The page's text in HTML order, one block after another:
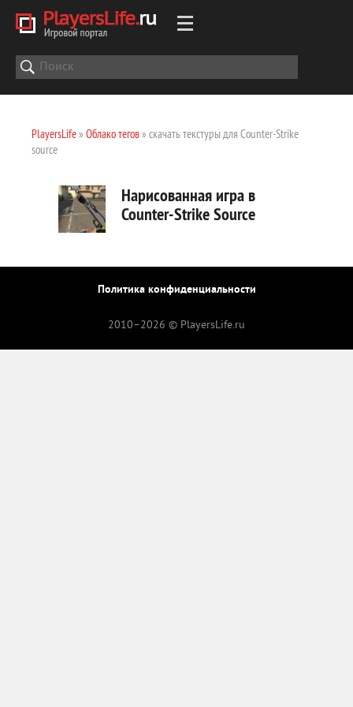
PlayersLife» Облако тегов» скачать текстуры для Counter-Strike
source
Нарисованная игра в
Counter-Strike Source
Политика конфиденциальности
2010–2026 © PlayersLife.ru